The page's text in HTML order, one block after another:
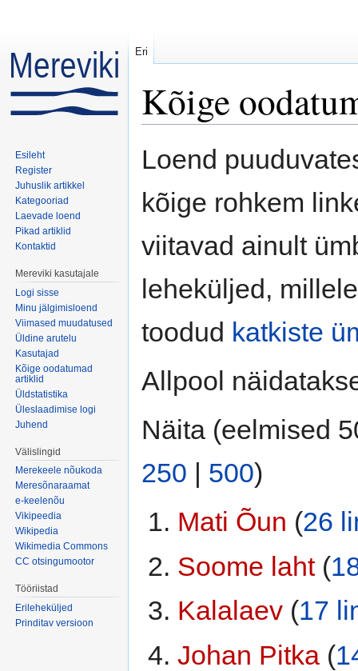
Kõige
Loend
kõige rohkem
viitavad ainult
leheküljed,
toodud katkiste
Allpool
Näita (eelmised
250
500)
Mati Õun ‏‎ (26
Soome laht‏‎ (
Kalalaev‏‎ (17
Johan Pitka‏‎ (
Eri
Esileht
Register
Juhuslik artikkel
Kategooriad
Laevade loend
Pikad artiklid
Kontaktid
Mereviki kasutajale
Logi sisse
Minu jälgimisloend
Viimased muudatused
Üldine arutelu
Kasutajad
Kõige oodatumad
artiklid
Üldstatistika
Üleslaadimise logi
Juhend
Välislingid
Merekeele nõukoda
Meresõnaraamat
e-keelenõu
Vikipeedia
Wikipedia
Wikimedia Commons
CC otsingumootor
Tööriistad
Erileheküljed
Prinditav versioon